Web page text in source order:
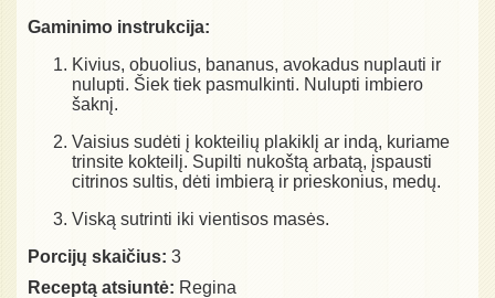
Gaminimo instrukcija:
Kivius, obuolius, bananus, avokadus nuplauti ir
nulupti. Šiek tiek pasmulkinti. Nulupti imbiero
šaknį.
Vaisius sudėti į kokteilių plakiklį ar indą, kuriame
trinsite kokteilį. Supilti nukoštą arbatą, įspausti
citrinos sultis, dėti imbierą ir prieskonius, medų.
Viską sutrinti iki vientisos masės.
Porcijų skaičius: 3
Receptą atsiuntė: Regina